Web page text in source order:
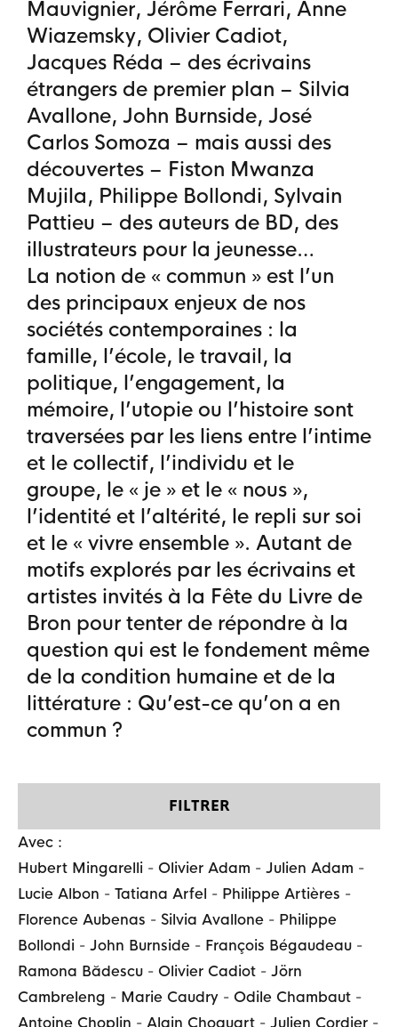
Mauvignier, Jérôme Ferrari, Anne
Wiazemsky, Olivier Cadiot,
Jacques Réda – des écrivains
étrangers de premier plan – Silvia
Avallone, John Burnside, José
Carlos Somoza – mais aussi des
découvertes – Fiston Mwanza
Mujila, Philippe Bollondi, Sylvain
Pattieu – des auteurs de BD, des
illustrateurs pour la jeunesse…
La notion de « commun » est l’un
des principaux enjeux de nos
sociétés contemporaines : la
famille, l’école, le travail, la
politique, l’engagement, la
mémoire, l’utopie ou l’histoire sont
traversées par les liens entre l’intime
et le collectif, l’individu et le
groupe, le « je » et le « nous »,
l’identité et l’altérité, le repli sur soi
et le « vivre ensemble ». Autant de
motifs explorés par les écrivains et
artistes invités à la Fête du Livre de
Bron pour tenter de répondre à la
question qui est le fondement même
de la condition humaine et de la
littérature : Qu’est-ce qu’on a en
commun ?
FILTRER
Avec :
Hubert Mingarelli - Olivier Adam - Julien Adam -
Lucie Albon - Tatiana Arfel - Philippe Artières -
Florence Aubenas - Silvia Avallone - Philippe
Bollondi - John Burnside - François Bégaudeau -
Ramona Bădescu - Olivier Cadiot - Jörn
Cambreleng - Marie Caudry - Odile Chambaut -
- - -